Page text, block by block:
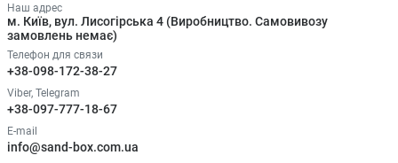
Наш адрес
м. Київ, вул. Лисогірська 4 (Виробництво. Самовивозу
замовлень немає)
Телефон для связи
+38-098-172-38-27
Viber, Telegram
+38-097-777-18-67
E-mail
info@sand-box.com.ua